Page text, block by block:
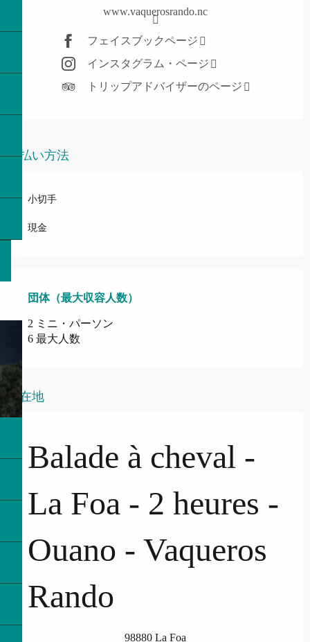
www.vaquerosrando.nc
フェイスブックページ
インスタグラム・ページ
トリップアドバイザーのページ
支払い方法
小切手
現金
団体（最大収容人数）
団体（最大収容人数）
2 ミニ・パーソン
6 最大人数
所在地
Balade à cheval -
La Foa - 2 heures -
Ouano - Vaqueros
Rando
98880 La Foa